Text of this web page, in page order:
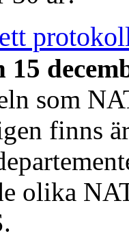
15
som
finns
olika